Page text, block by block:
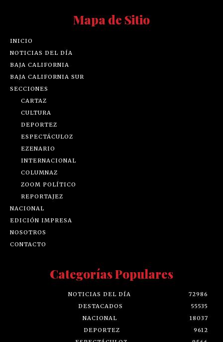
Mapa de Sitio
INICIO
NOTICIAS DEL DÍA
BAJA CALIFORNIA
BAJA CALIFORNIA SUR
SECCIONES
CARTAZ
CULTURA
DEPORTEZ
ESPECTÁCULOZ
EZENARIO
INTERNACIONAL
COLUMNAZ
ZOOM POLÍTICO
REPORTAJEZ
NACIONAL
EDICIÓN IMPRESA
NOSOTROS
CONTACTO
Categorías Populares
NOTICIAS DEL DÍA
72986
DESTACADOS
55535
NACIONAL
18037
DEPORTEZ
9612